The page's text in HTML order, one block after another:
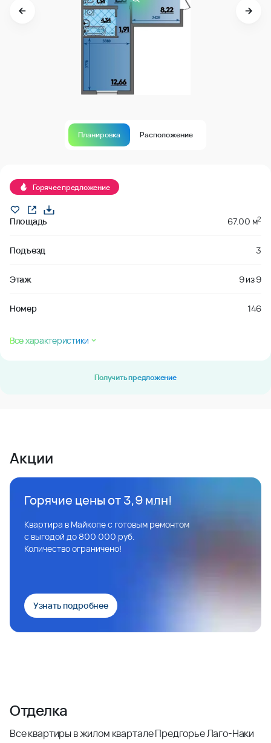
Планировка Расположение
Горячее предложение
Площадь 67.00 м2
Подъезд 3
Этаж 9из9
Номер 146
Все характеристики
Получить предложение
Акции
Горячие цены от 3,9 млн!
Квартира в Майкопе с готовым ремонтом
с выгодой до 800 000 руб.
Количество ограничено!
Узнать подробнее
Отделка
Все квартиры в жилом квартале Предгорье Лаго-Наки